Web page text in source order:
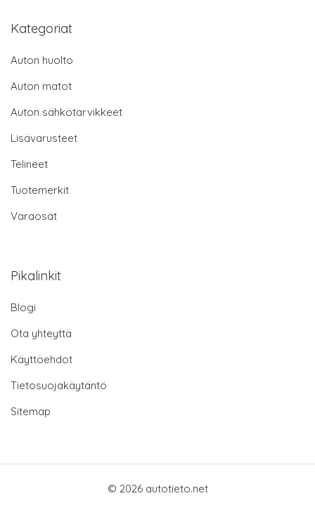
Kategoriat
Auton huolto
Auton matot
Auton sähkötarvikkeet
Lisävarusteet
Telineet
Tuotemerkit
Varaosat
Pikalinkit
Blogi
Ota yhteyttä
Käyttöehdot
Tietosuojakäytäntö
Sitemap
© 2026 autotieto.net